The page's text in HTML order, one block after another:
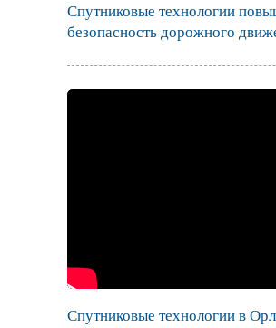
Спутниковые технологии
безопасность дорожного
Спутниковые технологии в